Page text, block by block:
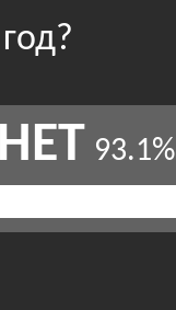
НЕТ 93.1%